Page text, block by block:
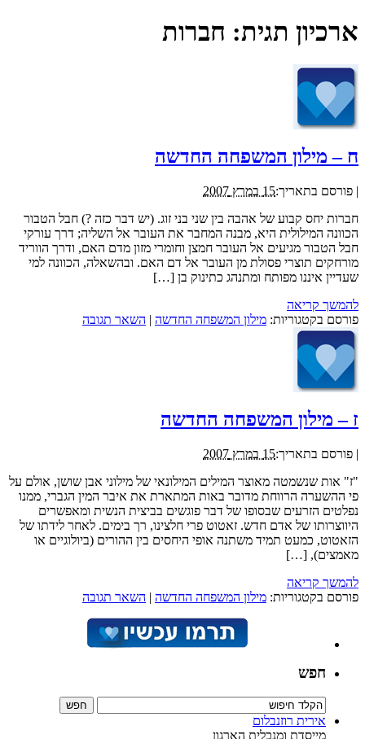
ארכיון תגית: חברות
ח – מילון המשפחה החדשה
| פורסם בתאריך:15 במרץ 2007
חברות יחס קבוע של אהבה בין שני בני זוג. (יש דבר כזה ?) חבל הטבור
הכוונה המילולית היא, מבנה המחבר את העובר אל השליה; דרך עורקי
חבל הטבור מגיעים אל העובר חמצן וחומרי מזון מדם האם, ודרך הווריד
מורחקים תוצרי פסולת מן העובר אל דם האם. ובהשאלה, הכוונה למי
שעדיין איננו מפותח ומתנהג כתינוק בן […]
להמשך קריאה
פורסם בקטגוריות: מילון המשפחה החדשה | השאר תגובה
ז – מילון המשפחה החדשה
| פורסם בתאריך:15 במרץ 2007
"ז" אות שנשמטה מאוצר המילים המילונאי של מילוני אבן שושן, אולם על
פי ההשערה הרווחת מדובר באות המתארת את איבר המין הגברי, ממנו
נפלטים הזרעים שבסופו של דבר פוגשים בביצית הנשית ומאפשרים
היווצרותו של אדם חדש. זאטוט פרי חלצינו, רך בימים. לאחר לידתו של
הזאטוט, כמעט תמיד משתנה אופי היחסים בין ההורים (ביולוגיים או
מאמצים), […]
להמשך קריאה
פורסם בקטגוריות: מילון המשפחה החדשה | השאר תגובה
חפש
אירית רוזנבלום
מייסדת ומנכלית הארגון